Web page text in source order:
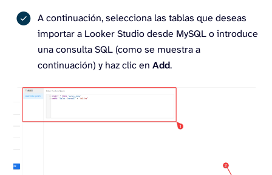
A continuación, selecciona las tablas que deseas
importar a Looker Studio desde MySQL o introduce
una consulta SQL (como se muestra a
continuación) y haz clic en Add.